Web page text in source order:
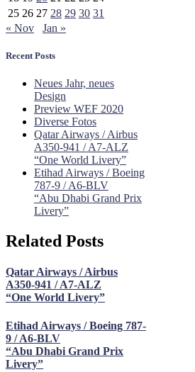
25 26 27 28 29 30 31
« Nov
Jan »
Recent Posts
Neues Jahr, neues
Design
Preview WEF 2020
Diverse Fotos
Qatar Airways / Airbus
A350-941 / A7-ALZ
“One World Livery”
Etihad Airways / Boeing
787-9 / A6-BLV
“Abu Dhabi Grand Prix
Livery”
Related Posts
Qatar Airways / Airbus
A350-941 / A7-ALZ
“One World Livery”
Etihad Airways / Boeing 787-
9 / A6-BLV
“Abu Dhabi Grand Prix
Livery”